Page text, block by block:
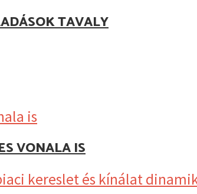
TAVALY
VONALA IS